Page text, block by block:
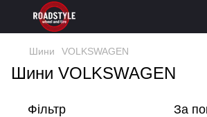
Шини VOLKSWAGEN
Шини VOLKSWAGEN
Фільтр За